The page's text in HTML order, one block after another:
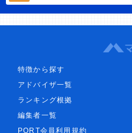
特徴から探す
アドバイザ一覧
ランキング根拠
編集者一覧
PORT会員利用規約